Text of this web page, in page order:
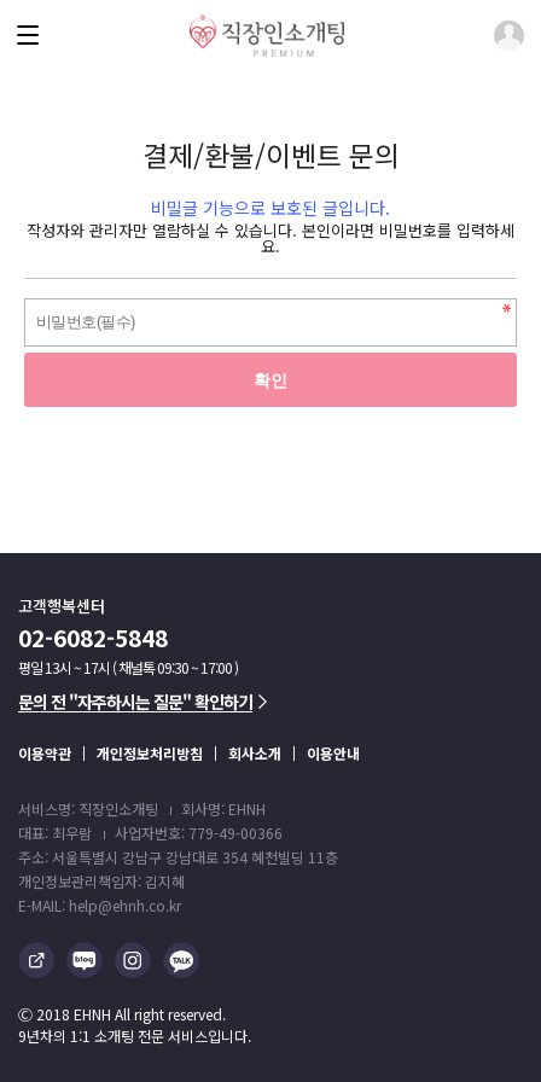
결제/환불/이벤트 문의
비밀글 기능으로 보호된 글입니다.
작성자와 관리자만 열람하실 수 있습니다. 본인이라면 비밀번호를 입력하세
요.
고객행복센터
02-6082-5848
평일 13시 ~ 17시 ( 채널톡 09:30 ~ 17:00 )
문의 전 "자주하시는 질문" 확인하기
이용약관 개인정보처리방침 회사소개 이용안내
서비스명: 직장인소개팅
회사명: EHNH
대표: 최우람
사업자번호: 779-49-00366
주소: 서울특별시 강남구 강남대로 354 혜천빌딩 11층
개인정보관리책임자: 김지혜
E-MAIL: help@ehnh.co.kr
Ⓒ 2018 EHNH All right reserved.
9년차의 1:1 소개팅 전문 서비스입니다.